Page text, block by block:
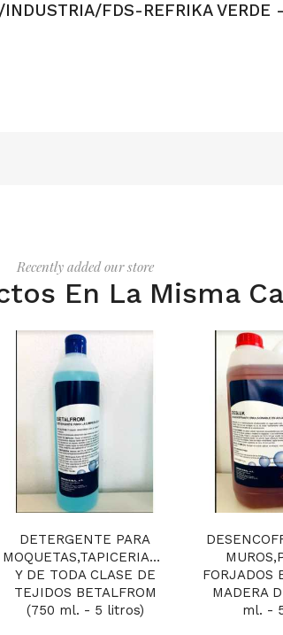
FDS-REFRIKA VERDE
Recently added our store
En La Misma
DETERGENTE PARA
MOQUETAS,TAPICERIAS,ALGODON
Y DE TODA CLASE DE
TEJIDOS BETALFROM
(750 ml. - 5 litros)
FORJADOS
MADERA
ml. -